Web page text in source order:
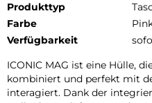
Produkttyp
Farbe
Verfügbarkeit
ICONIC MAG ist eine Hülle,
kombiniert und perfekt mit
interagiert. Dank der